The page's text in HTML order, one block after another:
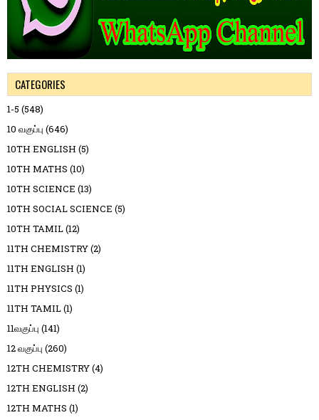
CATEGORIES
1-5 (548)
10 வகுப்பு (646)
10TH ENGLISH (5)
10TH MATHS (10)
10TH SCIENCE (13)
10TH SOCIAL SCIENCE (5)
10TH TAMIL(12)
11TH CHEMISTRY(2)
11TH ENGLISH (1)
11TH PHYSICS (1)
11TH TAMIL(1)
11வகுப்பு (141)
12 வகுப்பு (260)
12TH CHEMISTRY(4)
12TH ENGLISH (2)
12TH MATHS (1)